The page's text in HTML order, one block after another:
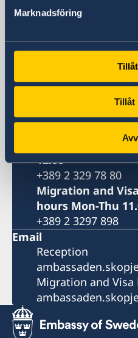
Marknadsföring
Tillåt
Visiting address
8ma Udarna
Skopje
Postal address
Embassy of Sweden
8ma Udarna
North Macedonia
Reception phone
12.00
+389 2 329 78 80
Migration and
hours Mon-Thu
+389 2 3297 898
Email
Reception
Migration and